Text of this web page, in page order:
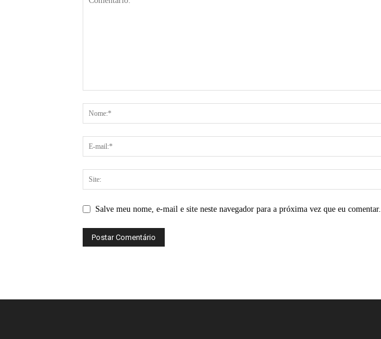
Salve meu nome, e-mail e site neste navegador para a próxima vez que eu comentar.